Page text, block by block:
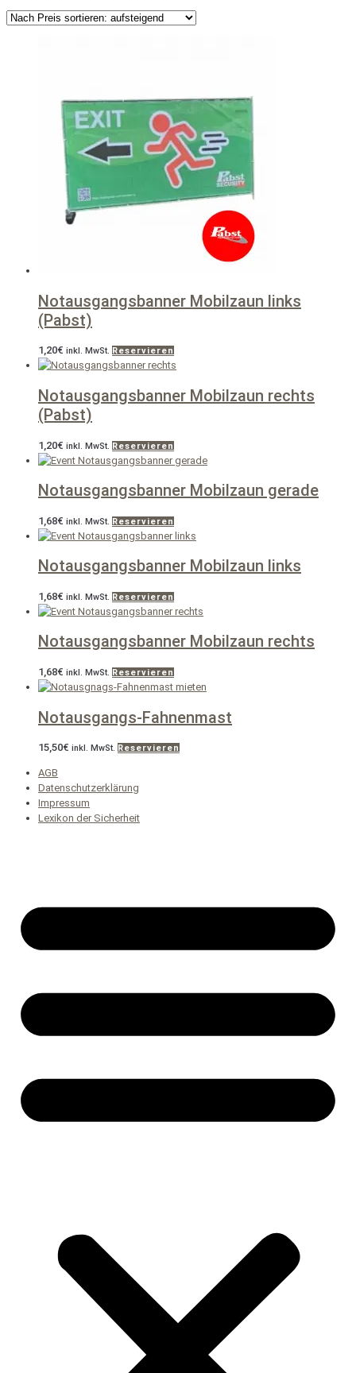
sortiert:
Notausgangsbanner Mobilzaun links
(Pabst)
1,20€ inkl. MwSt. Reservieren
Notausgangsbanner Mobilzaun rechts
(Pabst)
1,20€ inkl. MwSt. Reservieren
Notausgangsbanner Mobilzaun gerade
1,68€ inkl. MwSt. Reservieren
Notausgangsbanner Mobilzaun links
1,68€ inkl. MwSt. Reservieren
Notausgangsbanner Mobilzaun rechts
1,68€ inkl. MwSt. Reservieren
Notausgangs-Fahnenmast
15,50€ inkl. MwSt. Reservieren
AGB
Datenschutzerklärung
Impressum
Lexikon der Sicherheit